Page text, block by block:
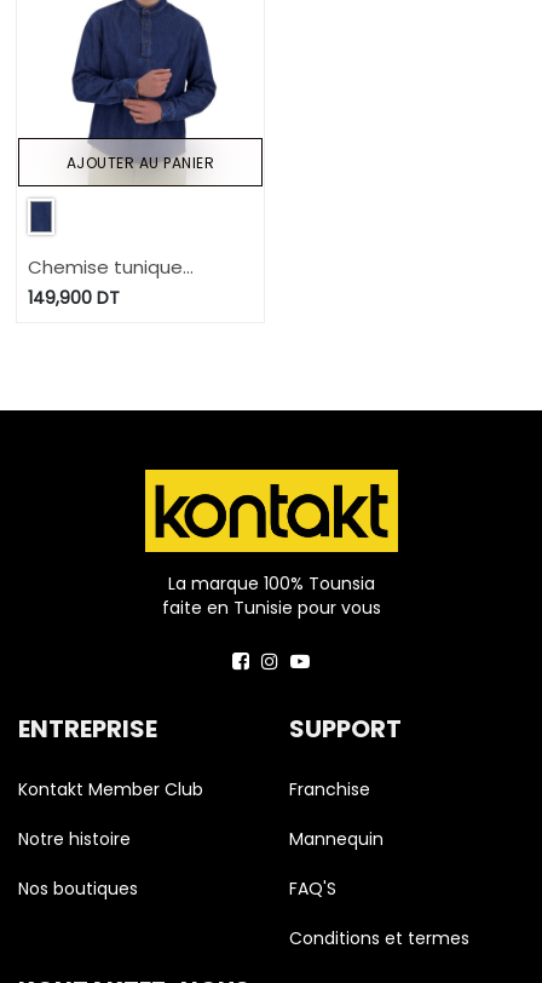
Chemise tunique
homme en jeans -
149,900DT
AJOUTER AU PANIER
La marque 100% Tounsia
faite en Tunisie pour vous
ENTREPRISE
Kontakt Member Club
Notre histoire
Nos boutiques
SUPPORT
Franchise
Mannequin
FAQ'S
Conditions et termes